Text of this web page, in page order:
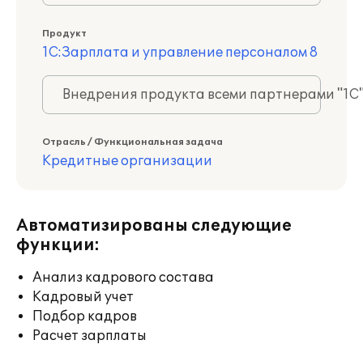
Продукт
1С:Зарплата и управление персоналом 8
Внедрения продукта всеми партнерами
Отрасль / Функциональная задача
Кредитные организации
Автоматизированы следующие
функции:
Анализ кадрового состава
Кадровый учет
Подбор кадров
Расчет зарплаты